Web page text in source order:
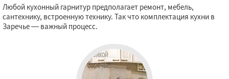
Любой кухонный гарнитур предполагает ремонт, мебель,
сантехнику, встроенную технику. Так что комплектация кухни в
Заречье — важный процесс.